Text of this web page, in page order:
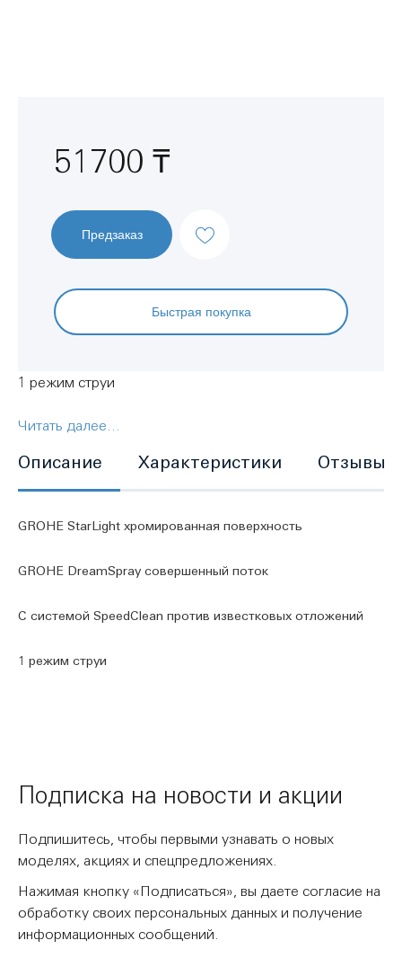
51700 ₸
Предзаказ
Быстрая покупка
1 режим струи
GROHE DreamSpray совершенный поток
Читать далее...
Описание
GROHE StarLight хромированная поверхность
GROHE DreamSpray совершенный поток
С системой SpeedClean против известковых отложений
1 режим струи
Характеристики Отзывы
Подписка на новости и акции
Подпишитесь, чтобы первыми узнавать о новых
моделях, акциях и спецпредложениях.
Нажимая кнопку «Подписаться», вы даете согласие на
обработку своих персональных данных и получение
информационных сообщений.